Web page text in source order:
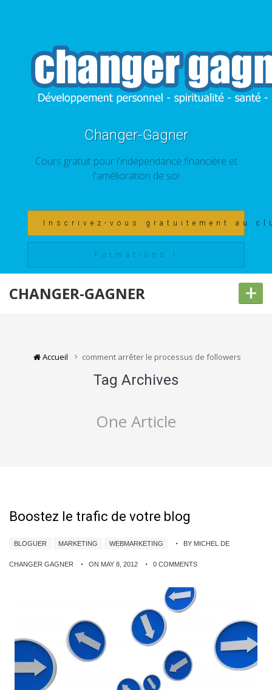
Changer-Gagner
Cours gratuit pour l'indépendance financière et
l'amélioration de soi
Inscrivez-vous gratuitement au
Formations !
CHANGER-GAGNER +
Accueil comment arrêter le processus de followers
Tag Archives
One Article
Boostez le trafic de votre blog
BLOGUER MARKETING WEBMARKETING BY MICHEL DE
CHANGER GAGNER ON MAY 8, 2012 0 COMMENTS